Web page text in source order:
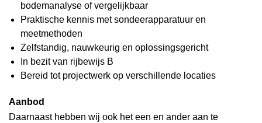
bodemanalyse of vergelijkbaar
Praktische kennis met sondeerapparatuur en
meetmethoden
Zelfstandig, nauwkeurig en oplossingsgericht
In bezit van rijbewijs B
Bereid tot projectwerk op verschillende locaties
Aanbod
Daarnaast hebben wij ook het een en ander aan te